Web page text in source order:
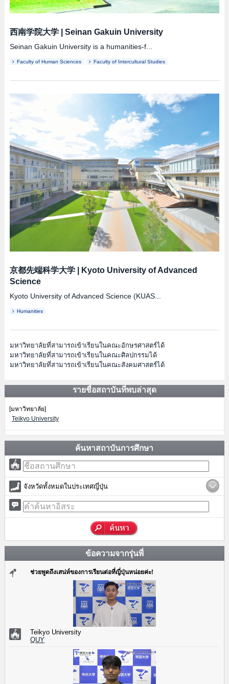
西南学院大学| Seinan Gakuin University
Seinan Gakuin University is a humanities-f...
Faculty of Human Sciences Faculty of Intercultural Studies
京都先端科学大学|
Kyoto University of Advanced
Science
Kyoto University of Advanced Science (KUAS...
Humanities
มหาวิทยาลัยที่สามารถเข้าเรียนในคณะอักษรศาสตร์ได้
มหาวิทยาลัยที่สามารถเข้าเรียนในคณะศิลปกรรมได้
มหาวิทยาลัยที่สามารถเข้าเรียนในคณะสังคมศาสตร์ได้
รายชื่อสถาบันที่พบล่าสุด
[มหาวิทยาลัย]
Teikyo University
ค้นหาสถาบันการศึกษา
จังหวัดทั้งหมดในประเทศญี่ปุ่น
ข้อความจากรุ่นพี่
ช่วยพูดถึงเสน่ห์ของการเรียนต่อที่ญี่ปุ่นหน่อยค่ะ!
Teikyo University
QUY